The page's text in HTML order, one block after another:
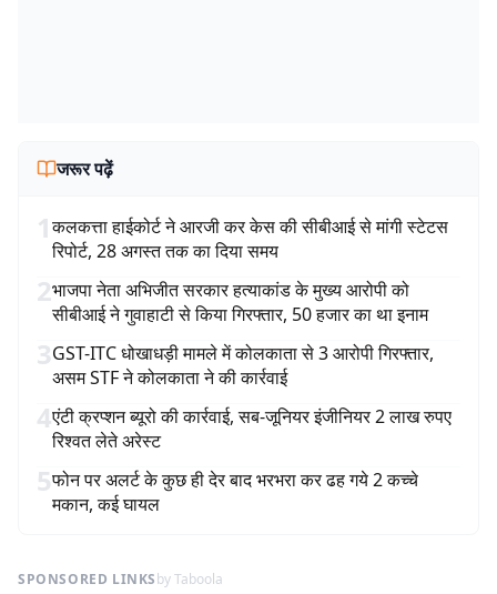
जरूर पढ़ें
1कलकत्ता हाईकोर्ट ने आरजी कर केस की सीबीआई से मांगी स्टेटस
रिपोर्ट, 28 अगस्त तक का दिया समय
2भाजपा नेता अभिजीत सरकार हत्याकांड के मुख्य आरोपी को
सीबीआई ने गुवाहाटी से किया गिरफ्तार, 50 हजार का था इनाम
3GST-ITC धोखाधड़ी मामले में कोलकाता से 3 आरोपी गिरफ्तार,
असम STF ने कोलकाता ने की कार्रवाई
4एंटी क्रप्शन ब्यूरो की कार्रवाई, सब-जूनियर इंजीनियर 2 लाख रुपए
रिश्वत लेते अरेस्ट
5फोन पर अलर्ट के कुछ ही देर बाद भरभरा कर ढह गये 2 कच्चे
मकान, कई घायल
SPONSORED LINKSby Taboola